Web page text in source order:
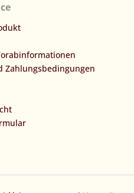
Zahlungsbedingungen